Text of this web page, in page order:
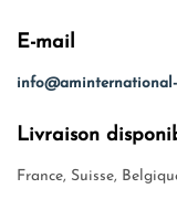
E-mail
info@aminternational-
Livraison
France, Suisse,